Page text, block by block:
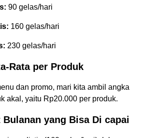
90 gelas/hari
160 gelas/hari
230 gelas/hari
Rata per Produk
dan promo, mari kita ambil angka
akal, yaitu Rp20.000 per produk.
Bulanan yang Bisa Di capai